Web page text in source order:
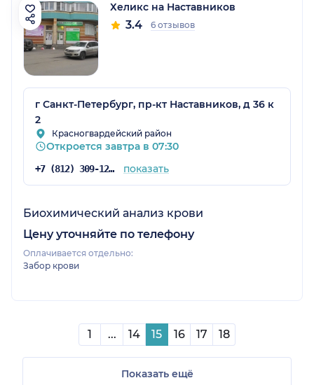
Хеликс на Наставников
3.4 6 отзывов
г Санкт-Петербург, пр-кт Наставников, д 36 к
2
Красногвардейский район
Откроется завтра в 07:30
+7 (812) 309-12-21 показать
Биохимический анализ крови
Цену уточняйте по телефону
Оплачивается отдельно:
Забор крови
1 ... 14 15 16 17 18
Показать ещё